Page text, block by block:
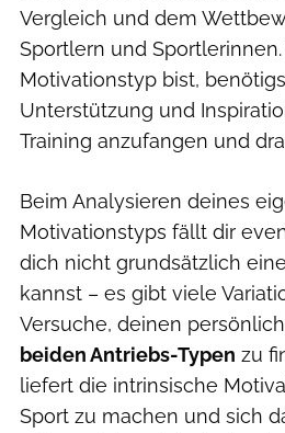
Vergleich und dem
Sportlern und
Motivationstyp bist,
Unterstützung und
Training anzufangen und
Beim Analysieren deines
Motivationstyps fällt dir
dich nicht grundsätzlich
kannst – es gibt viele
Versuche, deinen
beiden Antriebs-Typen zu
liefert die intrinsische
Sport zu machen und sich